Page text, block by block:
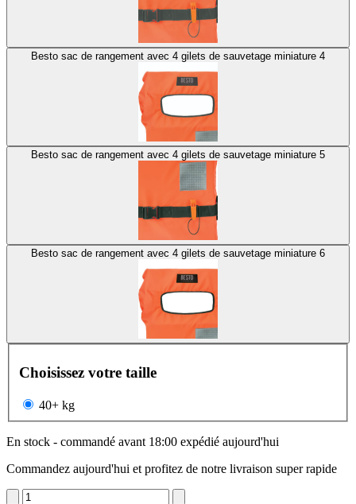
Besto sac de rangement avec 4 gilets de sauvetage miniature 4
Besto sac de rangement avec 4 gilets de sauvetage miniature 5
Besto sac de rangement avec 4 gilets de sauvetage miniature 6
Choisissez votre taille
40+ kg
En stock - commandé avant 18:00 expédié aujourd'hui
Commandez aujourd'hui et profitez de notre livraison super rapide